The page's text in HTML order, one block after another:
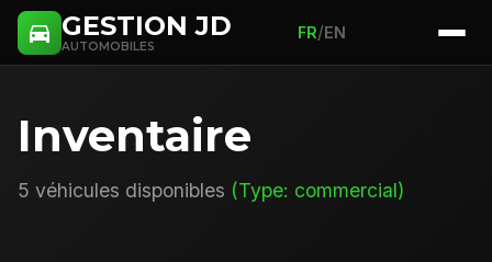
GESTION JD
AUTOMOBILES
FR/EN
Inventaire
5 véhicules disponibles (Type: commercial)